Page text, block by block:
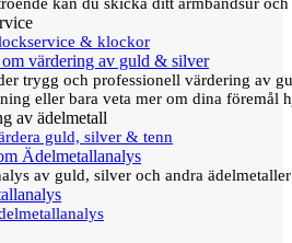
& klockor
värdering av guld & silver
trygg och professionell värdering av
eller bara veta mer om dina föremål
av ädelmetall
guld, silver & tenn
Ädelmetallanalys
av guld, silver och andra